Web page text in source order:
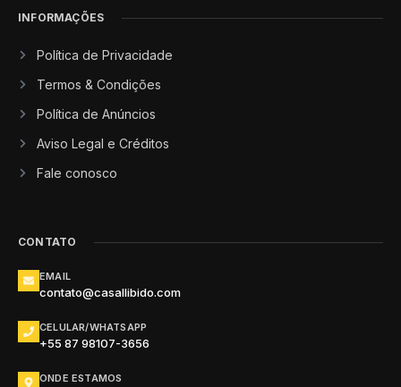
INFORMAÇÕES
Política de Privacidade
Termos & Condições
Política de Anúncios
Aviso Legal e Créditos
Fale conosco
CONTATO
EMAIL
contato@casallibido.com
CELULAR/WHATSAPP
+55 87 98107-3656
ONDE ESTAMOS